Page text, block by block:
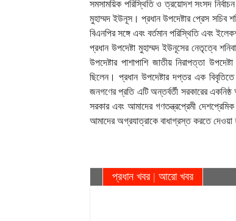
সমসাময়িক পরিস্থিতি ও ত্রয়োদশ সংসদ
মুহাম্মদ ইউনূস। প্রধান উপদেষ্টার প্রেস
বিএনপির সঙ্গে এবং বর্তমান পরিস্থিতি এবং
প্রধান উপদেষ্টা মুহাম্মদ ইউনূসের নেতৃত্বে
উপদেষ্টার পাশাপাশি জাতীয় নিরাপত্তা
ছিলেন। প্রধান উপদেষ্টার দপ্তর এক বিবৃতিতে
জনগণের প্রতি এটি অন্তর্বর্তী সরকারের একনিষ্ঠ
সরকার এবং আমাদের গণতন্ত্রপ্রেমী
আমাদের অগ্রযাত্রাকে বাধাগ্রস্ত করতে দেওয়া
প্রধান খবর| আরো খবর